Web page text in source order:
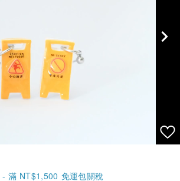
滿 NT$1,500 免運包關稅